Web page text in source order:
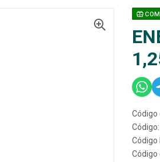
Código
Código
Código